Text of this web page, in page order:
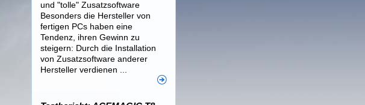
und "tolle" Zusatzsoftware
Besonders die Hersteller von
fertigen PCs haben eine
Tendenz, ihren Gewinn zu
steigern: Durch die Installation
von Zusatzsoftware anderer
Hersteller verdienen ...